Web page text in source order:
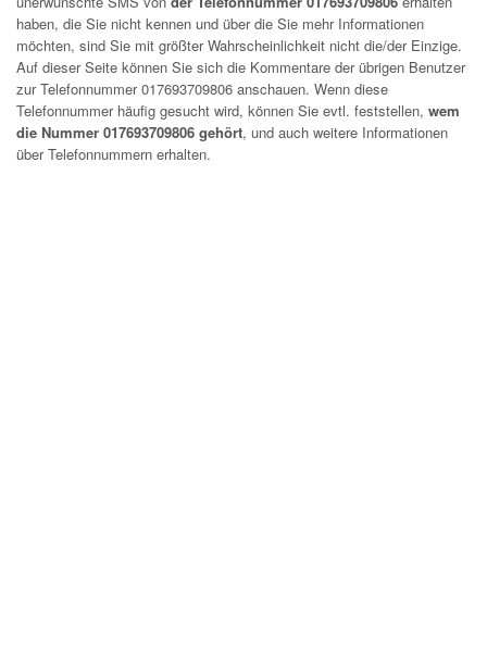
haben, die Sie nicht kennen und über die Sie mehr Informationen
möchten, sind Sie mit größter Wahrscheinlichkeit nicht die/der Einzige.
Auf dieser Seite können Sie sich die Kommentare der übrigen Benutzer
zur Telefonnummer017693709806 anschauen. Wenn diese
Telefonnummer häufig gesucht wird, können Sie evtl. feststellen, wem
die Nummer 017693709806 gehört, und auch weitere Informationen
über Telefonnummern erhalten.